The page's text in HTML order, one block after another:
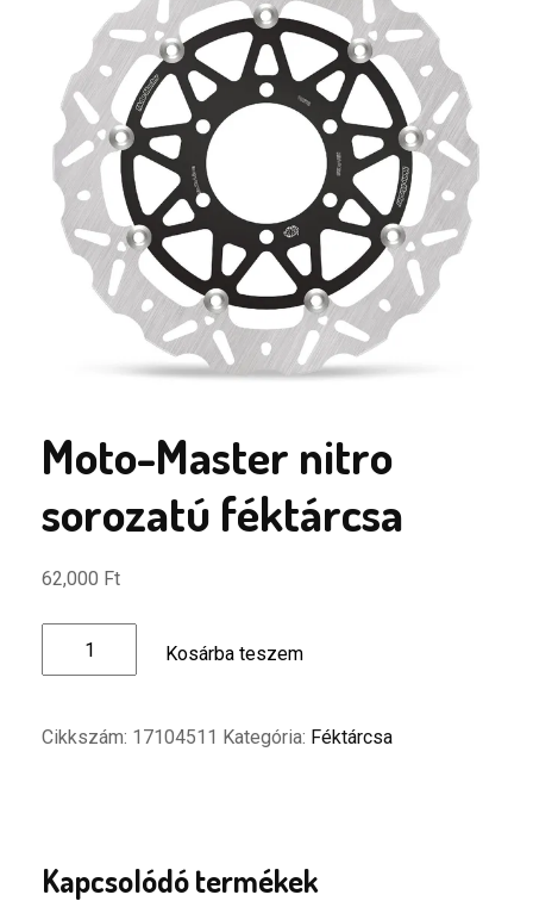
Moto-Master nitro
sorozatú féktárcsa
62,000 Ft
Master
féktárcsa
Kosárba teszem
Cikkszám: 17104511 Kategória: Féktárcsa
Kapcsolódó termékek